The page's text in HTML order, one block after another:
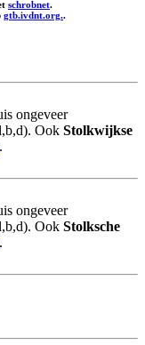
schrobnet.
gtb.ivdnt.org..
ongeveer
Ook Stolkwijkse
.
ongeveer
Ook Stolksche
.